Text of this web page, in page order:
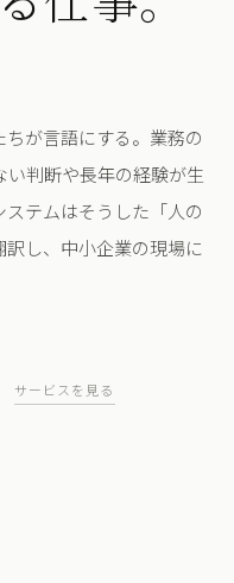
が言語にする。業務の
判断や長年の経験が生
テムはそうした「人の
し、中小企業の現場に
サービスを見る